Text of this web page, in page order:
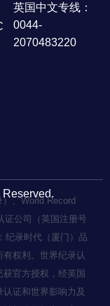
英国中文专线：
0044-
2070483220
、World Record
证公司（英国注册号
纪录时代（厦门）品
权利。世界纪录认
官方授权，经英国
证和世界影响力及